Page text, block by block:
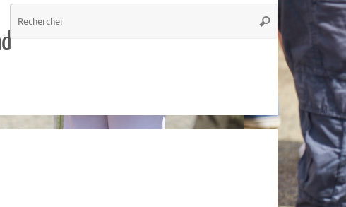
pour
:
Rechercher